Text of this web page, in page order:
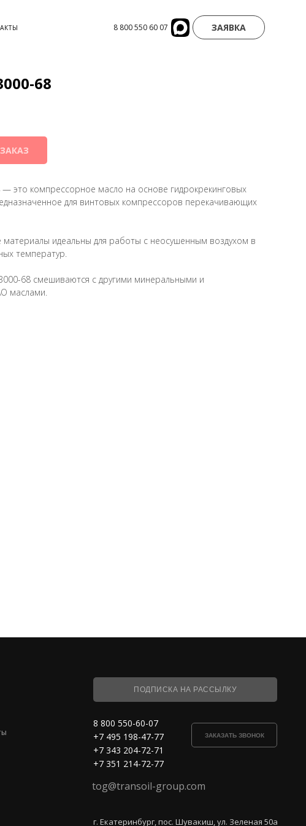
8 800 550 60 07 ЗАЯВКА
68
— это компрессорное масло на основе гидрокрекинговых
для винтовых компрессоров перекачивающих
идеальны для работы с неосушенным воздухом в
температур.
68 смешиваются с другими минеральными и
маслами.
ПОДПИСКА НА РАССЫЛКУ
8 800 550-60-07
+7 495 198-47-77
+7 343 204-72-71
+7 351 214-72-77
ЗАКАЗАТЬ ЗВОНОК
tog@transoil-group.com
г. Екатеринбург, пос. Шувакиш, ул. Зеленая 50а